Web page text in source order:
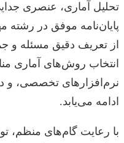
تحلیل آماری، عنصری
پایان‌نامه موفق در رشته
از تعریف دقیق مسئله و
انتخاب روش‌های آماری
نرم‌افزارهای تخصصی، و
ادامه می‌یابد.
با رعایت گام‌های منظم،